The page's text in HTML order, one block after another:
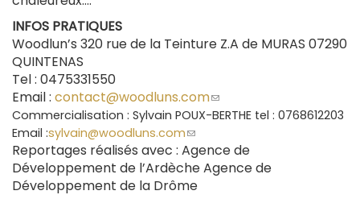
INFOS PRATIQUES
Woodlun’s 320 rue de la Teinture Z.A de MURAS 07290
QUINTENAS
Tel : 0475331550
Email : contact@woodluns.com(le
lien
un
courriel)
Commercialisation : Sylvain POUX-BERTHE tel : 0768612203
Email :sylvain@woodluns.com(le
lien
envoie
un
Reportages réalisés avec : Agence de
Développement de l’Ardèche Agence de
Développement de la Drôme